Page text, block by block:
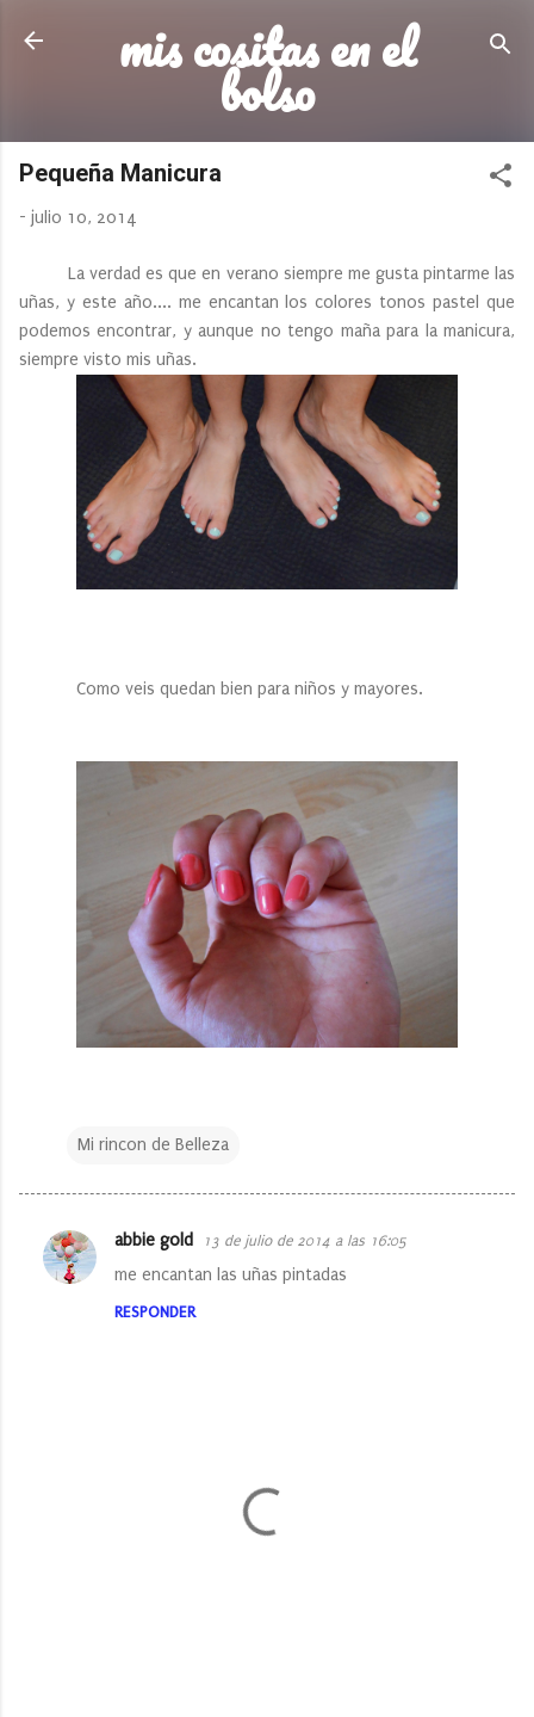
Ir al contenido principal
mis cositas en el
bolso
Pequeña Manicura
- julio 10, 2014
La verdad es que en verano siempre me gusta pintarme las
uñas, y este año.... me encantan los colores tonos pastel que
podemos encontrar, y aunque no tengo maña para la manicura,
siempre visto mis uñas.
Como veis quedan bien para niños y mayores.
Mi rincon de Belleza
C
abbie gold 13 de julio de 2014 a las 16:05
me encantan las uñas pintadas
RESPONDER